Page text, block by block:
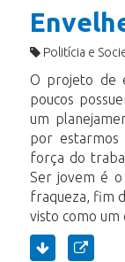
Politícia e
O projeto de
poucos
um
por estarmos
força do
Ser jovem é
fraqueza, fim
visto como